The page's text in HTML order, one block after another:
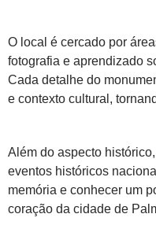
O local é cercado por
fotografia e aprendizado
Cada detalhe do
e contexto cultural,
Além do aspecto
eventos históricos
memória e conhecer um
coração da cidade de